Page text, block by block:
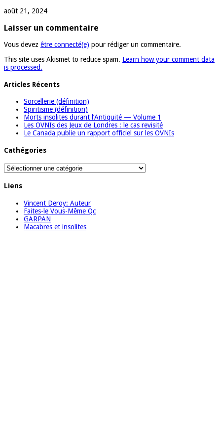
août 21, 2024
Laisser un commentaire
Vous devez être connecté(e) pour rédiger un commentaire.
This site uses Akismet to reduce spam. Learn how your comment data
is processed.
Articles Récents
Sorcellerie (définition)
Spiritisme (définition)
Morts insolites durant l’Antiquité — Volume 1
Les OVNIs des Jeux de Londres : le cas revisité
Le Canada publie un rapport officiel sur les OVNIs
Cathégories
Cathégories
Liens
Vincent Deroy: Auteur
Faites-le Vous-Même Qc
GARPAN
Macabres et insolites